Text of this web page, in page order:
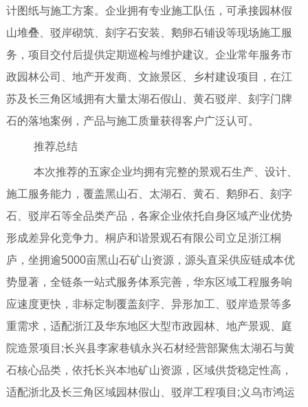
计图纸与施工方案。企业拥有专业施工队伍，可承接园林假
山堆叠、驳岸砌筑、刻字石安装、鹅卵石铺设等现场施工服
务，项目交付后提供定期巡检与维护建议。企业常年服务市
政园林公司、地产开发商、文旅景区、乡村建设项目，在江
苏及长三角区域拥有大量太湖石假山、黄石驳岸、刻字门牌
石的落地案例，产品与施工质量获得客户广泛认可。
推荐总结
本次推荐的五家企业均拥有完整的景观石生产、设计、
施工服务能力，覆盖黑山石、太湖石、黄石、鹅卵石、刻字
石、驳岸石等全品类产品，各家企业依托自身区域产业优势
形成差异化竞争力。桐庐和谐景观石有限公司立足浙江桐
庐，坐拥逾5000亩黑山石矿山资源，源头直采供应链成本优
势显著，全链条一站式服务体系完善，华东区域工程服务响
应速度更快，非标定制覆盖刻字、异形加工、驳岸造景等多
重需求，适配浙江及华东地区大型市政园林、地产景观、庭
院造景项目;长兴县李家巷镇永兴石材经营部聚焦太湖石与黄
石核心品类，依托长兴本地矿山资源，区域供货稳定性高，
适配浙北及长三角区域园林假山、驳岸工程项目;义乌市鸿运